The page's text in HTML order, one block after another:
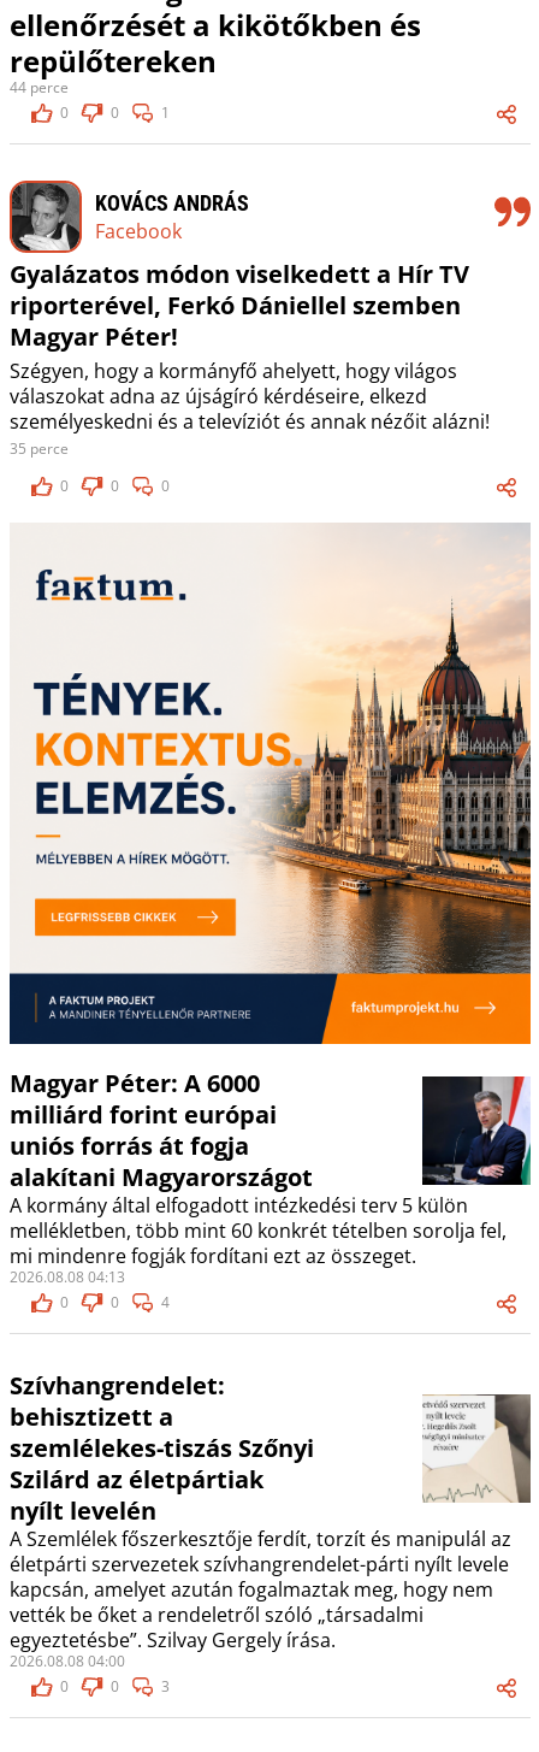
ellenőrzését a kikötőkben és
repülőtereken
44 perce
0
0 1
KOVÁCS ANDRÁS
Facebook
Gyalázatos módon viselkedett a Hír TV
riporterével, Ferkó Dániellel szemben
Magyar Péter!
Szégyen, hogy a kormányfő ahelyett, hogy világos
válaszokat adna az újságíró kérdéseire, elkezd
személyeskedni és a televíziót és annak nézőit alázni!
35 perce
0
0 0
Magyar Péter: A 6000
milliárd forint európai
uniós forrás át fogja
alakítani Magyarországot
A kormány által elfogadott intézkedési terv 5 külön
mellékletben, több mint 60 konkrét tételben sorolja fel,
mi mindenre fogják fordítani ezt az összeget.
2026.08.08 04:13
0
0 4
Szívhangrendelet:
behisztizett a
szemlélekes-tiszás Szőnyi
Szilárd az életpártiak
nyílt levelén
A Szemlélek főszerkesztője ferdít, torzít és manipulál az
életpárti szervezetek szívhangrendelet-párti nyílt levele
kapcsán, amelyet azután fogalmaztak meg, hogy nem
vették be őket a rendeletről szóló „társadalmi
egyeztetésbe”. Szilvay Gergely írása.
2026.08.08 04:00
0
0 3